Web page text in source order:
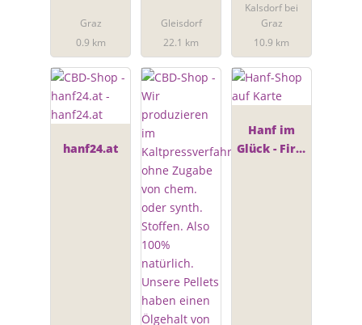
e für
Hanfproduk
te
Graz
0.9 km
Gleisdorf
22.1 km
Kalsdorf bei
Graz
10.9 km
hanf24.at
Hanf im
Glück - First